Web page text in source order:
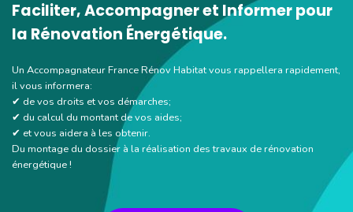
Faciliter, Accompagner et Informer pour
la Rénovation Énergétique.
Un Accompagnateur France Rénov Habitat vous rappellera rapidement,
il vous informera:
✔ de vos droits et vos démarches;
✔ du calcul du montant de vos aides;
✔ et vous aidera à les obtenir.
Du montage du dossier à la réalisation des travaux de rénovation
énergétique !